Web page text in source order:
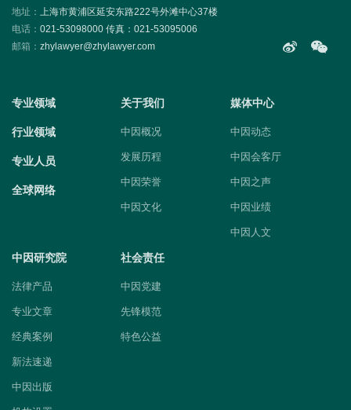
地址： 上海市黄浦区延安东路222号外滩中心37楼
电话： 021-53098000 传真：021-53095006
邮箱： zhylawyer@zhylawyer.com
专业领域
行业领域
专业人员
全球网络
关于我们
中因概况
发展历程
中因荣誉
中因文化
媒体中心
中因动态
中因会客厅
中因之声
中因业绩
中因人文
中因研究院
法律产品
专业文章
经典案例
新法速递
中因出版
社会责任
中因党建
先锋模范
特色公益